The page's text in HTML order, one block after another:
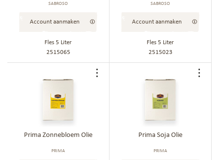
SABROSO
Account aanmaken
Fles 5 Liter
2515065
SABROSO
Account aanmaken
Fles 5 Liter
2515023
Prima Zonnebloem Olie
PRIMA
bestellijstPrima Soja Olie
PRIMA